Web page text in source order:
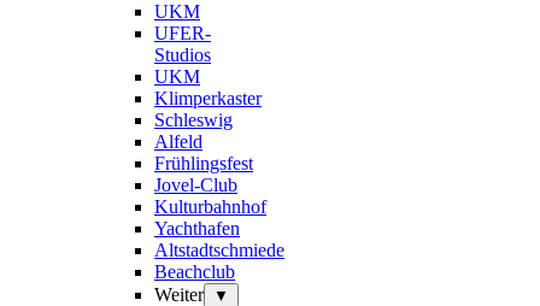
UKM
UFER-
Studios
UKM
Klimperkaster
Schleswig
Alfeld
Frühlingsfest
Jovel-Club
Kulturbahnhof
Yachthafen
Altstadtschmiede
Beachclub
Weiter
▼